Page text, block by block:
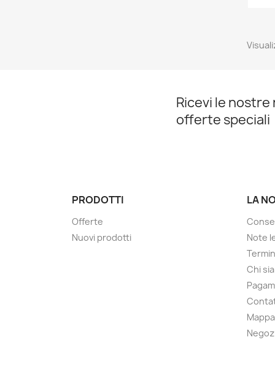
Ricevi le nostre
offerte speciali
PRODOTTI
Offerte
Nuovi prodotti
LA
Note
Chi